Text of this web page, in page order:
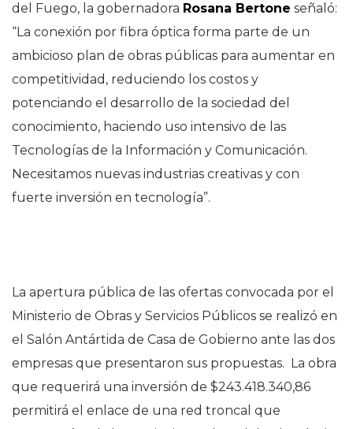
del Fuego, la gobernadora Rosana Bertone señaló:
“La conexión por fibra óptica forma parte de un
ambicioso plan de obras públicas para aumentar en
competitividad, reduciendo los costos y
potenciando el desarrollo de la sociedad del
conocimiento, haciendo uso intensivo de las
Tecnologías de la Información y Comunicación.
Necesitamos nuevas industrias creativas y con
fuerte inversión en tecnología”.
La apertura pública de las ofertas convocada por el
Ministerio de Obras y Servicios Públicos se realizó en
el Salón Antártida de Casa de Gobierno ante las dos
empresas que presentaron sus propuestas. La obra
que requerirá una inversión de $243.418.340,86
permitirá el enlace de una red troncal que